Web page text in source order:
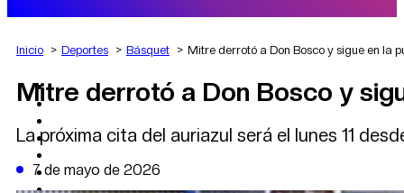
AGRO
DEPORTES
POLÍTICA
DATA FIRME
DE LA TRIBUNA TV
Inicio Deportes Básquet Mitre derrotó a Don Bosco y sigue en la
Mitre derrotó a Don Bosco y
La próxima cita del auriazul será el lunes 11
7 de mayo de 2026